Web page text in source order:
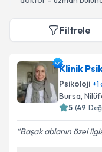
Filtrele
Klinik
Psikoloji +1
Bursa,
5 (49
Başak ablanın özel